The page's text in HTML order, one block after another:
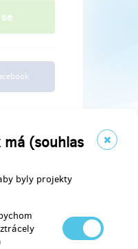
(souhlas
byly projekty